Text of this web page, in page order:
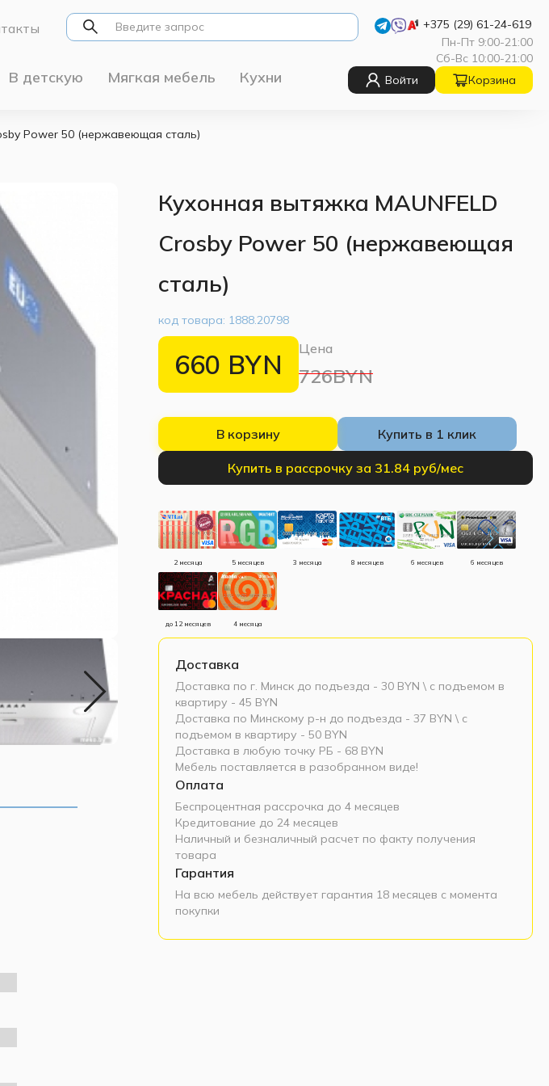
+375 (29) 61-24-619
Пн-Пт 9:00-21:00
Сб-Вс 10:00-21:00
В детскую Мягкая мебель Кухни Войти Корзина
Power 50 (нержавеющая сталь)
Кухонная вытяжка MAUNFELD
Crosby Power 50 (нержавеющая
сталь)
код товара: 1888.20798
660 BYN Цена
726BYN
В корзину Купить в 1 клик
Купить в рассрочку за 31.84 руб/мес
2 месяца 5 месяцев 3 месяца 8 месяцев 6 месяцев 6 месяцев
до 12 месяцев 4 месяца
Доставка
Доставка по г. Минск до подъезда - 30 BYN \ c подъемом в
квартиру - 45 BYN
Доставка по Минскому р-н до подъезда - 37 BYN \ c
подъемом в квартиру - 50 BYN
Доставка в любую точку РБ - 68 BYN
Мебель поставляется в разобранном виде!
Оплата
Беспроцентная рассрочка до 4 месяцев
Кредитование до 24 месяцев
Наличный и безналичный расчет по факту получения
товара
Гарантия
На всю мебель действует гарантия 18 месяцев с момента
покупки